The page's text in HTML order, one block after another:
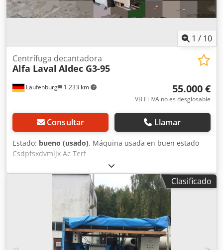
1 / 10
Laufenburg 1.233 km
Centrífuga decantadora
Alfa Laval Aldec G3-95
55.000 €
VB El IVA no es desglosable
Consultar Llamar
Estado: bueno (usado), Máquina usada en buen estado
Csdpfsxdvmljx Ac Terf
Clasificado